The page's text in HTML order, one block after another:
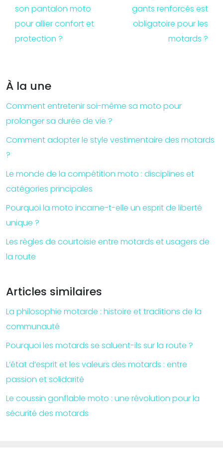
son pantalon moto
pour allier confort et
protection ?
gants renforcés est
obligatoire pour les
motards ?
À la une
Comment entretenir soi-même sa moto pour
prolonger sa durée de vie ?
Comment adopter le style vestimentaire des motards
?
Le monde de la compétition moto : disciplines et
catégories principales
Pourquoi la moto incarne-t-elle un esprit de liberté
unique ?
Les règles de courtoisie entre motards et usagers de
la route
Articles similaires
La philosophie motarde : histoire et traditions de la
communauté
Pourquoi les motards se saluent-ils sur la route ?
L’état d’esprit et les valeurs des motards : entre
passion et solidarité
Le coussin gonflable moto : une révolution pour la
sécurité des motards